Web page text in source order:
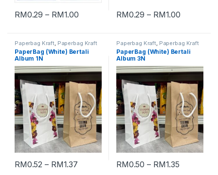
RM0.29 – RM1.00 RM0.29 – RM1.00
Paperbag Kraft Paperbag Kraft
Bertali
PaperBag (White) Bertali
Album 1N
RM0.52 – RM1.37
Paperbag Kraft Paperbag Kraft
Bertali
PaperBag (White) Bertali
Album 3N
RM0.50 – RM1.35